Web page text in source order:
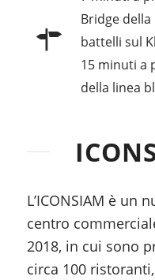
Bridge
battelli sul
15 minuti a
della linea
L’ICONSIAM è un
centro
2018, in cui sono
circa 100